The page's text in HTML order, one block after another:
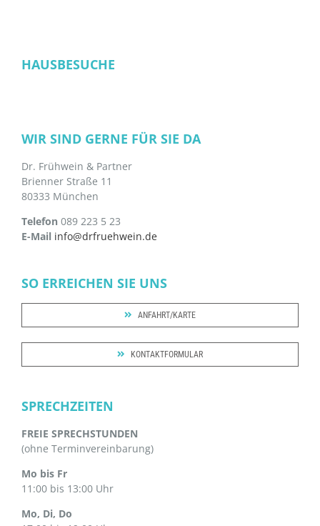
HAUSBESUCHE
WIR SIND GERNE FÜR SIE DA
Dr. Frühwein & Partner
Brienner Straße 11
80333 München
Telefon 089 223 5 23
E-Mail info@drfruehwein.de
SO ERREICHEN SIE UNS
ANFAHRT/KARTE
KONTAKTFORMULAR
SPRECHZEITEN
FREIE SPRECHSTUNDEN
(ohne Terminvereinbarung)
Mo bis Fr
11:00 bis 13:00 Uhr
Mo, Di, Do